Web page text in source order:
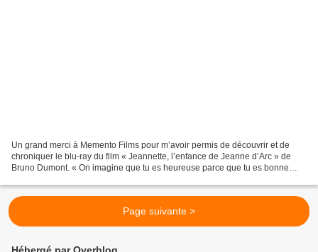
Un grand merci à Memento Films pour m’avoir permis de découvrir et de
chroniquer le blu-ray du film « Jeannette, l’enfance de Jeanne d’Arc » de
Bruno Dumont. « On imagine que tu es heureuse parce que tu es bonne
Page suivante >